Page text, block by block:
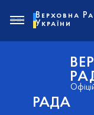
РАДА
Верховна
України